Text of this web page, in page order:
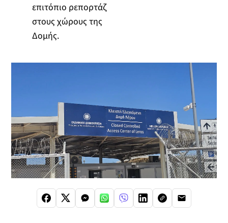
επιτόπιο ρεπορτάζ
στους χώρους της
Δομής.